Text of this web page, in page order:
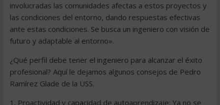
involucradas las comunidades afectas a estos proyectos y
las condiciones del entorno, dando respuestas efectivas
ante estas condiciones. Se busca un ingeniero con visión de
futuro y adaptable al entorno».
¿Qué perfil debe tener el ingeniero para alcanzar el éxito
profesional? Aquí le dejamos algunos consejos de Pedro
Ramírez Glade de la USS.
1. Proactividad y capacidad de autoaprendizaje: Ya no se